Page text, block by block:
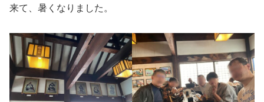
来て、暑くなりました。